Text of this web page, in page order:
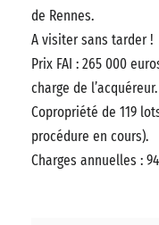
de Rennes.
A visiter sans tarder !
Prix FAI : 265 000
charge de l’acquéreur.
Copropriété de 119
procédure en cours).
Charges annuelles :